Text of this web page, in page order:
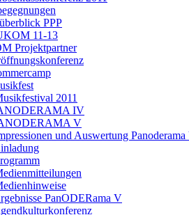
PPP
11-13
Projektpartner
2011
IV
V
und Auswertung
PanODERama V